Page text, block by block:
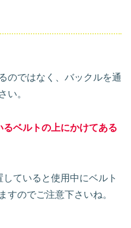
のではなく、バックルを通
い。
るベルトの上にかけてある
ていると使用中にベルト
すのでご注意下さいね。